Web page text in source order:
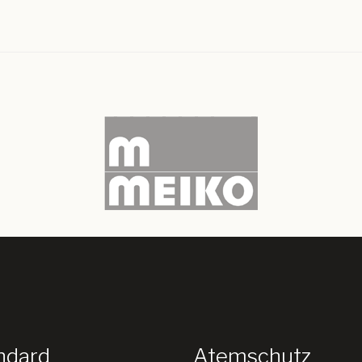
Atemschutz